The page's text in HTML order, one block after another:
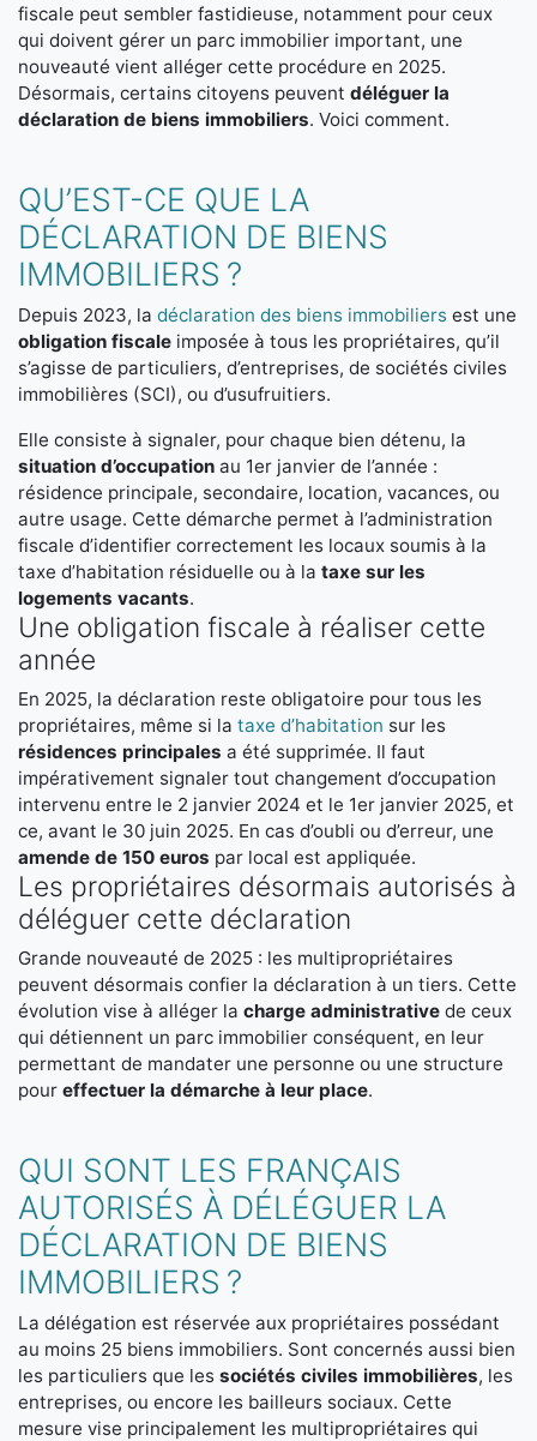
fiscale peut sembler fastidieuse, notamment pour ceux
qui doivent gérer un parc immobilier important, une
nouveauté vient alléger cette procédure en 2025.
Désormais, certains citoyens peuvent déléguer la
déclaration de biens immobiliers. Voici comment.
QU’EST-CE QUE LA
DÉCLARATION DE BIENS
IMMOBILIERS ?
Depuis 2023, la déclaration des biens immobiliers est une
obligation fiscale imposée à tous les propriétaires, qu’il
s’agisse de particuliers, d’entreprises, de sociétés civiles
immobilières (SCI), ou d’usufruitiers.
Elle consiste à signaler, pour chaque bien détenu, la
situation d’occupation au 1er janvier de l’année :
résidence principale, secondaire, location, vacances, ou
autre usage. Cette démarche permet à l’administration
fiscale d’identifier correctement les locaux soumis à la
taxe d’habitation résiduelle ou à la taxe sur les
logements vacants.
Une obligation fiscale à réaliser cette
année
En 2025, la déclaration reste obligatoire pour tous les
propriétaires, même si la taxe d’habitation sur les
résidences principales a été supprimée. Il faut
impérativement signaler tout changement d’occupation
intervenu entre le 2 janvier 2024 et le 1er janvier 2025, et
ce, avant le 30 juin 2025. En cas d’oubli ou d’erreur, une
amende de 150 euros par local est appliquée.
Les propriétaires désormais autorisés à
déléguer cette déclaration
Grande nouveauté de 2025 : les multipropriétaires
peuvent désormais confier la déclaration à un tiers. Cette
évolution vise à alléger la charge administrative de ceux
qui détiennent un parc immobilier conséquent, en leur
permettant de mandater une personne ou une structure
pour effectuer la démarche à leur place.
QUI SONT LES FRANÇAIS
AUTORISÉS À DÉLÉGUER LA
DÉCLARATION DE BIENS
IMMOBILIERS ?
La délégation est réservée aux propriétaires possédant
au moins 25 biens immobiliers. Sont concernés aussi bien
les particuliers que les sociétés civiles immobilières, les
entreprises, ou encore les bailleurs sociaux. Cette
mesure vise principalement les multipropriétaires qui